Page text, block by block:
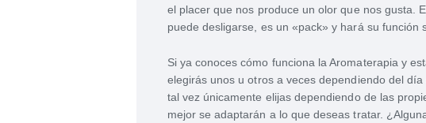
el placer que nos produce un olor que nos gusta.
puede desligarse, es un «pack» y hará su función
Si ya conoces cómo funciona la Aromaterapia y
elegirás unos u otros a veces dependiendo del
tal vez únicamente elijas dependiendo de las
mejor se adaptarán a lo que deseas tratar.